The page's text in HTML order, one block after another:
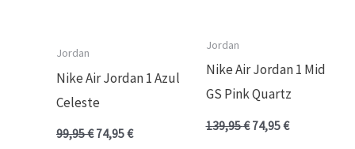
Jordan
Nike Air Jordan 1 Azul
Celeste
99,95€ 74,95€
Jordan
Nike Air Jordan 1 Mid
GS Pink Quartz
139,95€ 74,95€